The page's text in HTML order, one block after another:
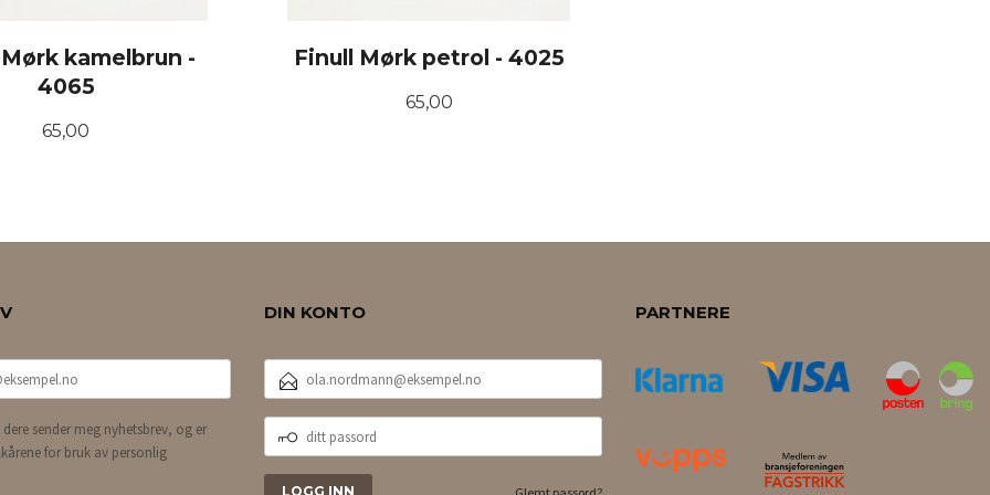
kamelbrun -
4065
Pris
65,00
Finull Mørk petrol - 4025
Pris
65,00
sender meg nyhetsbrev, og er
for bruk av personlig
DIN KONTO
POSTADRESSE
PASSORD
PARTNERE